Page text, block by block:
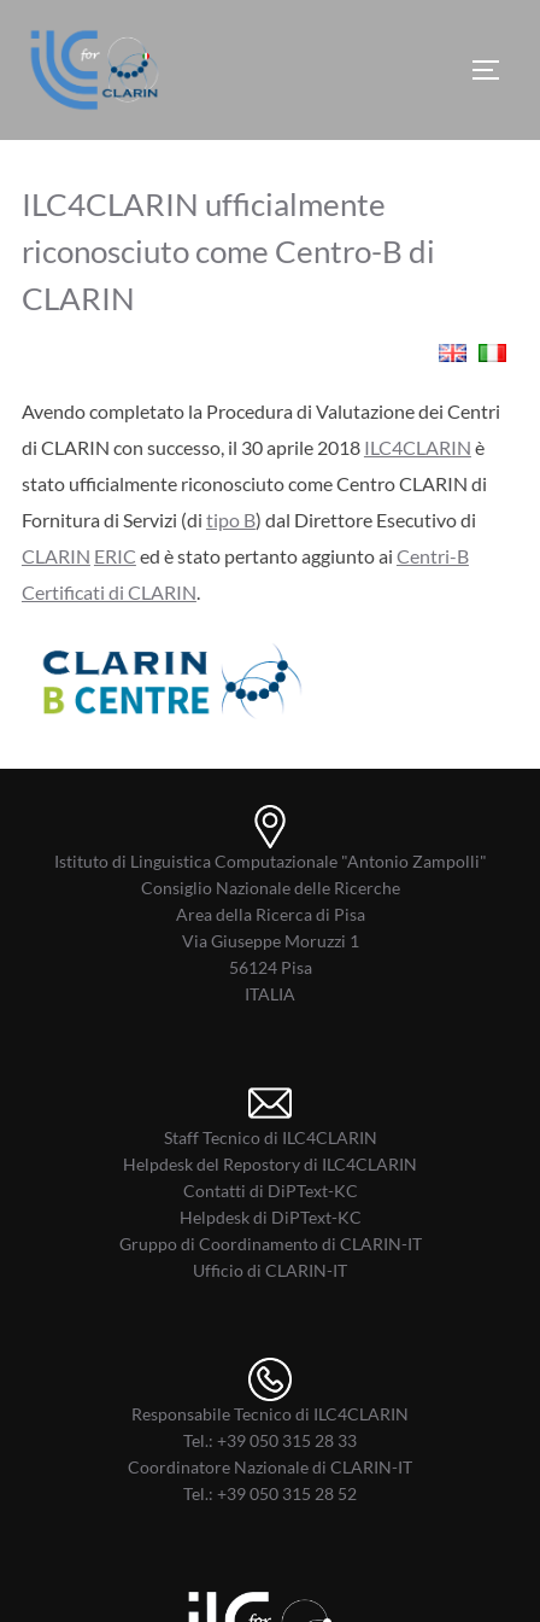
contenuto
ILC4CLARIN ufficialmente
riconosciuto come Centro-B di
CLARIN
Avendo completato la Procedura di Valutazione dei Centri
di CLARIN con successo, il 30 aprile 2018 ILC4CLARIN è
stato ufficialmente riconosciuto come Centro CLARIN di
Fornitura di Servizi (di tipo B) dal Direttore Esecutivo di
CLARIN ERIC ed è stato pertanto aggiunto ai Centri-B
Certificati di CLARIN
Istituto di Linguistica Computazionale "Antonio Zampolli"
Consiglio Nazionale delle Ricerche
Area della Ricerca di Pisa
Via Giuseppe Moruzzi 1
56124 Pisa
ITALIA
Staff Tecnico di ILC4CLARIN
Helpdesk del Repostory di ILC4CLARIN
Contatti di DiPText-KC
Helpdesk di DiPText-KC
Gruppo di Coordinamento di CLARIN-IT
Ufficio di CLARIN-IT
Responsabile Tecnico di ILC4CLARIN
Tel.: +39 050 315 28 33
Coordinatore Nazionale di CLARIN-IT
Tel.: +39 050 315 28 52